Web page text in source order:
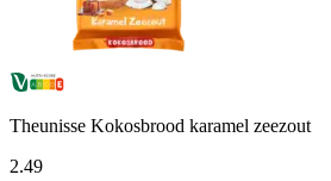
Theunisse Kokosbrood karamel zeezout
2.49